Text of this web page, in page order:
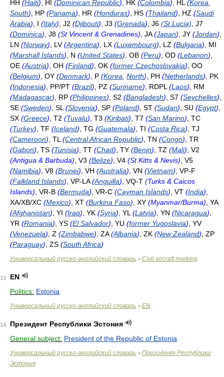
HH (Haiti) , HI (Dominican Republic) , HK (Colombia) , HL (Korea
South) , HP (Panama) , HR (Honduras) , HS (Thailand) , HZ (Saudi
Arabia) , I (Italy) , J2 (Djibouti) , J3 (Grenada) , J6 (St Lucia) , J7
(Dominica) , J8 (St Vincent & Grenadines) , JA(Japan) , JY (Jordan)
LN (Norway) , LV(Argentina) , LX (Luxembourg) , LZ (Bulgaria) , MI
(Marshall Islands) , N (United States) , OB (Peru) , OD (Lebanon)
OE (Austria) , OH (Finland) , OK (former Czechoslovakia) , OO
(Belgium) , OY (Denmark) , P (Korea North) , PH (Netherlands) , PK
(Indonesia) , PP/PT (Brazil) , PZ (Suriname) , RDPL (Laos) , RM
(Madagascar) , RP (Philippines) , S2 (Bangladesh) , S7 (Seychelles)
SE (Sweden) , SL (Slovenia) , SP (Poland) , ST (Sudan) , SU (Egypt)
SX (Greece) , T2 (Tuvalu) , T3 (Kiribati) , T7 (San Marino) , TC
(Turkey) , TF (Iceland) , TG (Guatemala) , TI (Costa Rica) , TJ
(Cameroon) , TL (Central African Republic) , TN (Congo) , TR
(Gabon) , TS (Tunisia) , TT (Chad) , TY (Benin) , TZ (Mali) , V2
(Antigua & Barbuda) , V3 (Belize) , V4 (St Kitts & Nevis) , V5
(Namibia) , V8 (Brunei) , VH (Australia) , VN (Vietnam) , VP-F
(Falkland Islands) , VP-LA(Anguilla) , VQ-T (Turks & Caicos
Islands) , VR-B (Bermuda) , VR-C (Cayman Islands) , VT (India)
XA/XB/XC (Mexico) , XT (Burkina Faso) , XY (Myanmar/Burma) , YA
(Afghanistan) , YI (Iraq) , YK (Syria) , YL (Latvia) , YN (Nicaragua)
YR (Romania) , YS (El Salvador) , YU (former Yugoslavia) , YV
(Venezuela) , Z (Zimbabwe) , ZA(Albania) , ZK (New Zealand) , ZP
(Paraguay) , ZS (South Africa)
Универсальный русско-английский словарь > Civil aircraft marking
13
EN
Politics: Estonia
Универсальный русско-английский словарь > EN
14
Президент Республики Эстония
General subject: President of the Republic of Estonia
Универсальный русско-английский словарь > Президент Республики
Эстония